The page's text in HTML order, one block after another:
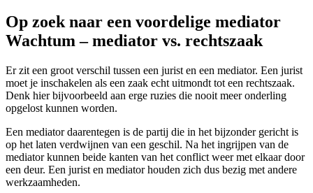
Op zoek naar een voordelige mediator
Wachtum – mediator vs. rechtszaak
Er zit een groot verschil tussen een jurist en een mediator. Een jurist
moet je inschakelen als een zaak echt uitmondt tot een rechtszaak.
Denk hier bijvoorbeeld aan erge ruzies die nooit meer onderling
opgelost kunnen worden.
Een mediator daarentegen is de partij die in het bijzonder gericht is
op het laten verdwijnen van een geschil. Na het ingrijpen van de
mediator kunnen beide kanten van het conflict weer met elkaar door
een deur. Een jurist en mediator houden zich dus bezig met andere
werkzaamheden.